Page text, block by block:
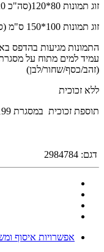
זוג תמונות 80*120(סה"כ 120*160)=600 ש"ח(המחיר לזוג)
זוג תמונות 100*150 ס"מ (סהכ 150*200)=800 ש"ח לזוג
עמיד למים מתוח על
(זהב/כסף/שחור/לבן)
ללא זכוכית
תוספת זכוכית במסגרת 199 ש"ח לזוג(עד 80*120)
דגם: 2984784
אפשרויות איסוף